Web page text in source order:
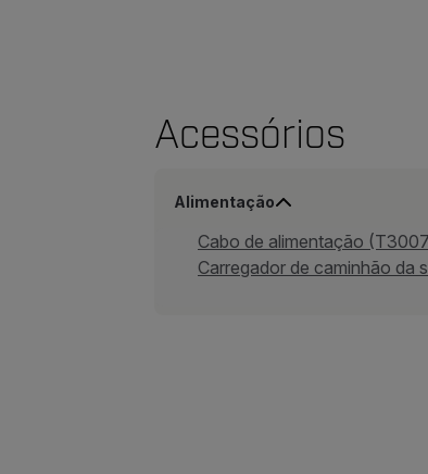
Acessórios
Alimentação
Cabo de alimentação
Carregador de caminhão da